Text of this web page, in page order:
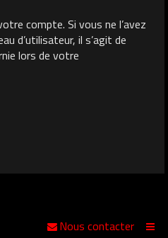
compte. Si vous ne l’avez
d’utilisateur, il s’agit de
lors de votre
Nous contacter